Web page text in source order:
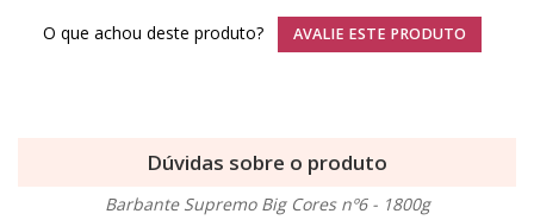
O que achou deste produto?
AVALIE ESTE PRODUTO
Dúvidas sobre o produto
Barbante Supremo Big Cores nº6 - 1800g